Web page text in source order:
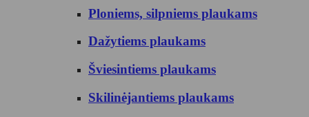
Ploniems, silpniems plaukams
Dažytiems plaukams
Šviesintiems plaukams
Skilinėjantiems plaukams